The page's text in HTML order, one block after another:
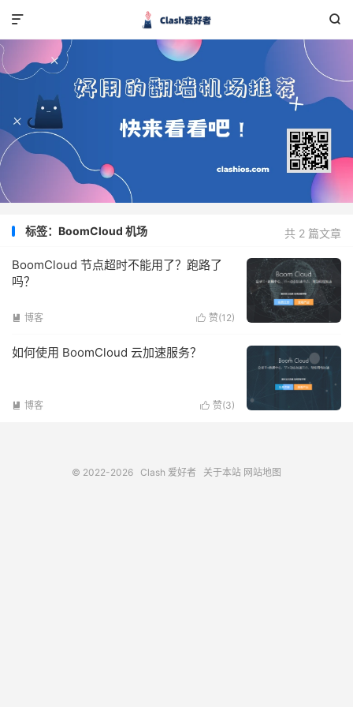


共 2 篇文章
标签：BoomCloud 机场
BoomCloud 节点超时不能用了？跑路了
吗？
 赞(12)
 博客
如何使用 BoomCloud 云加速服务？
 赞(3)
 博客
© 2022-2026 Clash 爱好者 关于本站 网站地图